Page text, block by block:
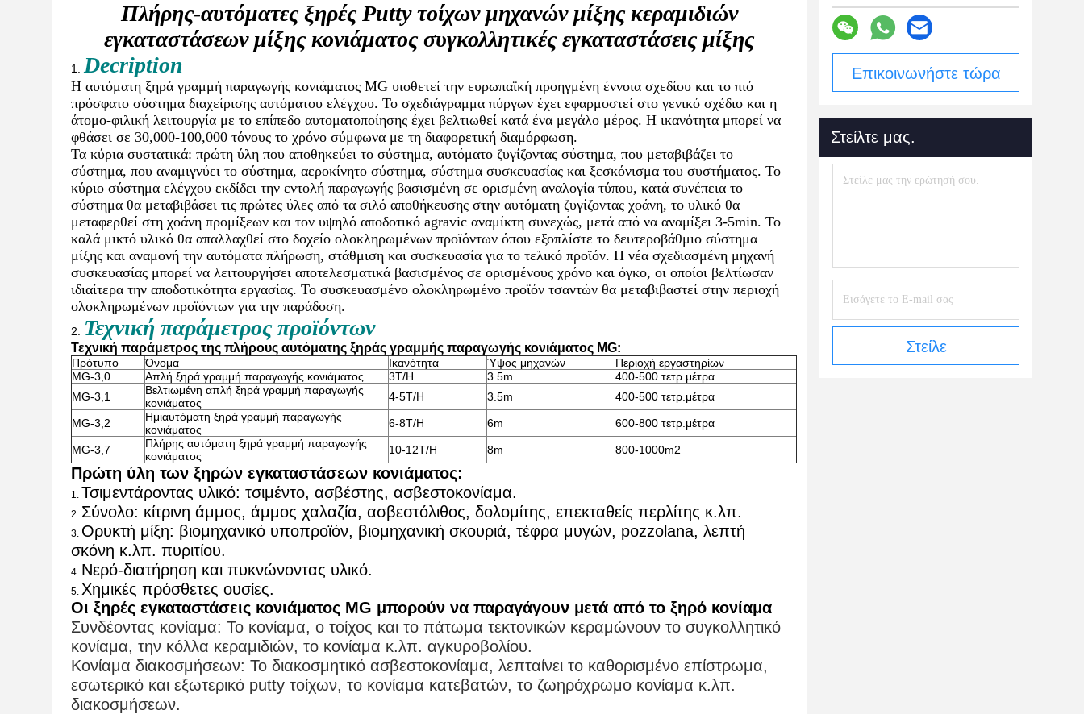
Πλήρης-αυτόματες ξηρές Putty τοίχων μηχανών μίξης κεραμιδιών
εγκαταστάσεων μίξης κονιάματος συγκολλητικές εγκαταστάσεις μίξης
1. Decription
Η αυτόματη ξηρά γραμμή παραγωγής κονιάματος MG υιοθετεί την ευρωπαϊκή προηγμένη έννοια σχεδίου και το πιό
πρόσφατο σύστημα διαχείρισης αυτόματου ελέγχου. Το σχεδιάγραμμα πύργων έχει εφαρμοστεί στο γενικό σχέδιο και η
άτομο-φιλική λειτουργία με το επίπεδο αυτοματοποίησης έχει βελτιωθεί κατά ένα μεγάλο μέρος. Η ικανότητα μπορεί να
φθάσει σε 30,000-100,000 τόνους το χρόνο σύμφωνα με τη διαφορετική διαμόρφωση.
Τα κύρια συστατικά: πρώτη ύλη που αποθηκεύει το σύστημα, αυτόματο ζυγίζοντας σύστημα, που μεταβιβάζει το
σύστημα, που αναμιγνύει το σύστημα, αεροκίνητο σύστημα, σύστημα συσκευασίας και ξεσκόνισμα του συστήματος. Το
κύριο σύστημα ελέγχου εκδίδει την εντολή παραγωγής βασισμένη σε ορισμένη αναλογία τύπου, κατά συνέπεια το
σύστημα θα μεταβιβάσει τις πρώτες ύλες από τα σιλό αποθήκευσης στην αυτόματη ζυγίζοντας χοάνη, το υλικό θα
μεταφερθεί στη χοάνη προμίξεων και τον υψηλό αποδοτικό agravic αναμίκτη συνεχώς, μετά από να αναμίξει 3-5min. Το
καλά μικτό υλικό θα απαλλαχθεί στο δοχείο ολοκληρωμένων προϊόντων όπου εξοπλίστε το δευτεροβάθμιο σύστημα
μίξης και αναμονή την αυτόματα πλήρωση, στάθμιση και συσκευασία για το τελικό προϊόν. Η νέα σχεδιασμένη μηχανή
συσκευασίας μπορεί να λειτουργήσει αποτελεσματικά βασισμένος σε ορισμένους χρόνο και όγκο, οι οποίοι βελτίωσαν
ιδιαίτερα την αποδοτικότητα εργασίας. Το συσκευασμένο ολοκληρωμένο προϊόν τσαντών θα μεταβιβαστεί στην περιοχή
ολοκληρωμένων προϊόντων για την παράδοση.
2. Τεχνική παράμετρος προϊόντων
Τεχνική παράμετρος της πλήρους αυτόματης ξηράς γραμμής παραγωγής κονιάματος MG:
Πρότυπο Όνομα Ικανότητα Ύψος μηχανών
Περιοχή εργαστηρίων
MG-3,0
Απλή ξηρά γραμμή παραγωγής κονιάματος 3T/H 3.5m
400-500 τετρ.μέτρα
MG-3,1
Βελτιωμένη απλή ξηρά γραμμή παραγωγής
κονιάματος
4-5T/H 3.5m 400-500 τετρ.μέτρα
MG-3,2
Ημιαυτόματη ξηρά γραμμή παραγωγής
κονιάματος
6-8T/H 6m 600-800 τετρ.μέτρα
MG-3,7
Πλήρης αυτόματη ξηρά γραμμή παραγωγής
κονιάματος
10-12T/H 8m 800-1000m2
Πρώτη ύλη των ξηρών εγκαταστάσεων κονιάματος:
1. Τσιμεντάροντας υλικό: τσιμέντο, ασβέστης, ασβεστοκονίαμα.
2. Σύνολο: κίτρινη άμμος, άμμος χαλαζία, ασβεστόλιθος, δολομίτης, επεκταθείς περλίτης κ.λπ.
3. Ορυκτή μίξη: βιομηχανικό υποπροϊόν, βιομηχανική σκουριά, τέφρα μυγών, pozzolana, λεπτή
σκόνη κ.λπ. πυριτίου.
4. Νερό-διατήρηση και πυκνώνοντας υλικό.
5. Χημικές πρόσθετες ουσίες.
Οι ξηρές εγκαταστάσεις κονιάματος MG μπορούν να παραγάγουν μετά από το ξηρό κονίαμα
Συνδέοντας κονίαμα: Το κονίαμα, ο τοίχος και το πάτωμα τεκτονικών κεραμώνουν το συγκολλητικό
κονίαμα, την κόλλα κεραμιδιών, το κονίαμα κ.λπ. αγκυροβολίου.
Κονίαμα διακοσμήσεων: Το διακοσμητικό ασβεστοκονίαμα, λεπταίνει το καθορισμένο επίστρωμα,
εσωτερικό και εξωτερικό putty τοίχων, το κονίαμα κατεβατών, το ζωηρόχρωμο κονίαμα κ.λπ.
διακοσμήσεων.
Επικοινωνήστε τώρα
Στείλτε μας.
Στείλε